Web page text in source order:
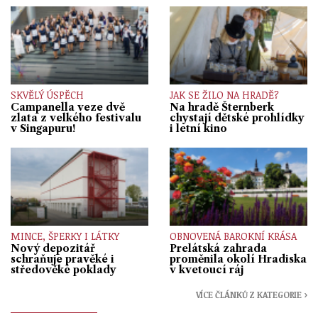
SKVĚLÝ ÚSPĚCH
Campanella veze dvě
zlata z velkého festivalu
v Singapuru!
JAK SE ŽILO NA HRADĚ?
Na hradě Šternberk
chystají dětské prohlídky
i letní kino
MINCE, ŠPERKY I LÁTKY
Nový depozitář
schraňuje pravěké i
středověké poklady
OBNOVENÁ BAROKNÍ KRÁSA
Prelátská zahrada
proměnila okolí Hradiska
v kvetoucí ráj
VÍCE ČLÁNKŮ Z KATEGORIE ›